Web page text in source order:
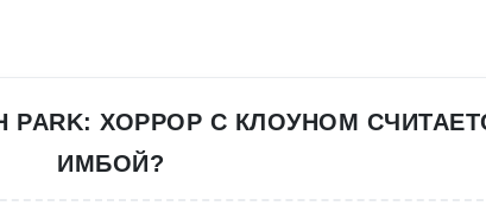
PARK: ХОРРОР С КЛОУНОМ
ИМБОЙ?